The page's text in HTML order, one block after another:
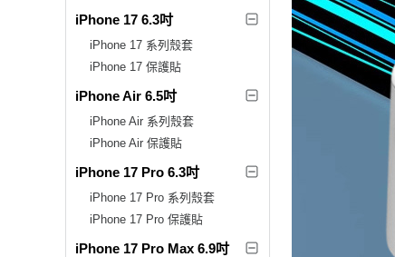
iPhone 17 6.3吋
iPhone 17 系列殼套
iPhone 17 保護貼
iPhone Air 6.5吋
iPhone Air 系列殼套
iPhone Air 保護貼
iPhone 17 Pro 6.3吋
iPhone 17 Pro 系列殼套
iPhone 17 Pro 保護貼
iPhone 17 Pro Max 6.9吋